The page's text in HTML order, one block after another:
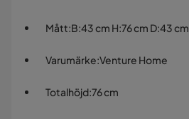
Mått:B:43 cm H:76 cm D:43 cm
Varumärke:Venture Home
Totalhöjd:76 cm